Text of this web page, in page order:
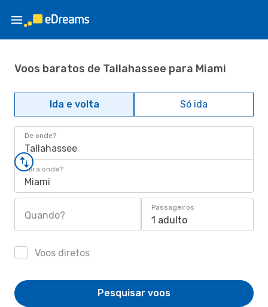
Voos baratos de Tallahassee para Miami
Ida e volta Só ida
De onde?
Tallahassee
Para onde?
Miami
Quando?
Passageiros
1 adulto
Voos diretos
Pesquisar voos